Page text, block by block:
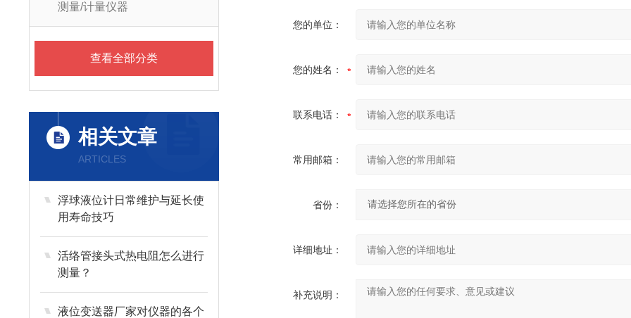
测量/计量仪器
查看全部分类
相关文章
ARTICLES
浮球液位计日常维护与延长使
用寿命技巧
活络管接头式热电阻怎么进行
测量？
液位变送器厂家对仪器的各个
您的单位：
您的姓名：
联系电话：
常用邮箱：
省份：
详细地址：
补充说明：